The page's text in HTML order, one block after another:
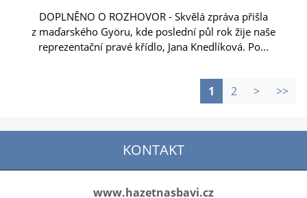
DOPLNĚNO O ROZHOVOR - Skvělá zpráva přišla
z maďarského Györu, kde poslední půl rok žije naše
reprezentační pravé křídlo, Jana Knedlíková. Po...
1 2 > >>
KONTAKT
www.hazetnasbavi.cz